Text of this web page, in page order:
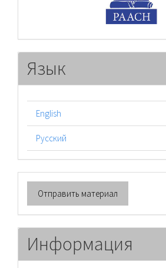
Язык
English
Русский
Отправить
материал
Отправить материал
Информация